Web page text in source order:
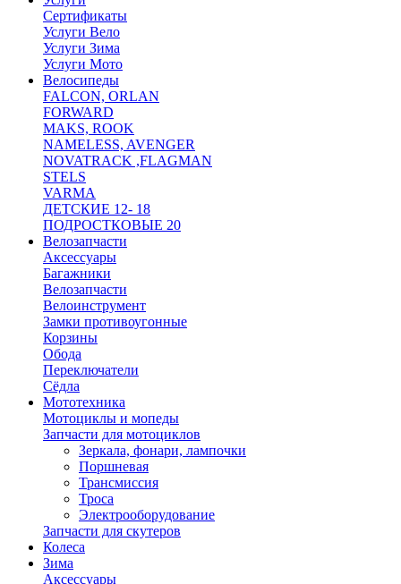
Сертификаты
Услуги Вело
Услуги Зима
Услуги Мото
Велосипеды
FALCON, ORLAN
FORWARD
MAKS, ROOK
NAMELESS, AVENGER
NOVATRACK ,FLAGMAN
STELS
VARMA
ДЕТСКИЕ 12- 18
ПОДРОСТКОВЫЕ 20
Велозапчасти
Аксессуары
Багажники
Велозапчасти
Велоинструмент
Замки противоугонные
Корзины
Обода
Переключатели
Сёдла
Мототехника
Мотоциклы и мопеды
Запчасти для мотоциклов
Зеркала, фонари, лампочки
Поршневая
Трансмиссия
Троса
Электрооборудование
Запчасти для скутеров
Колеса
Зима
Аксессуары